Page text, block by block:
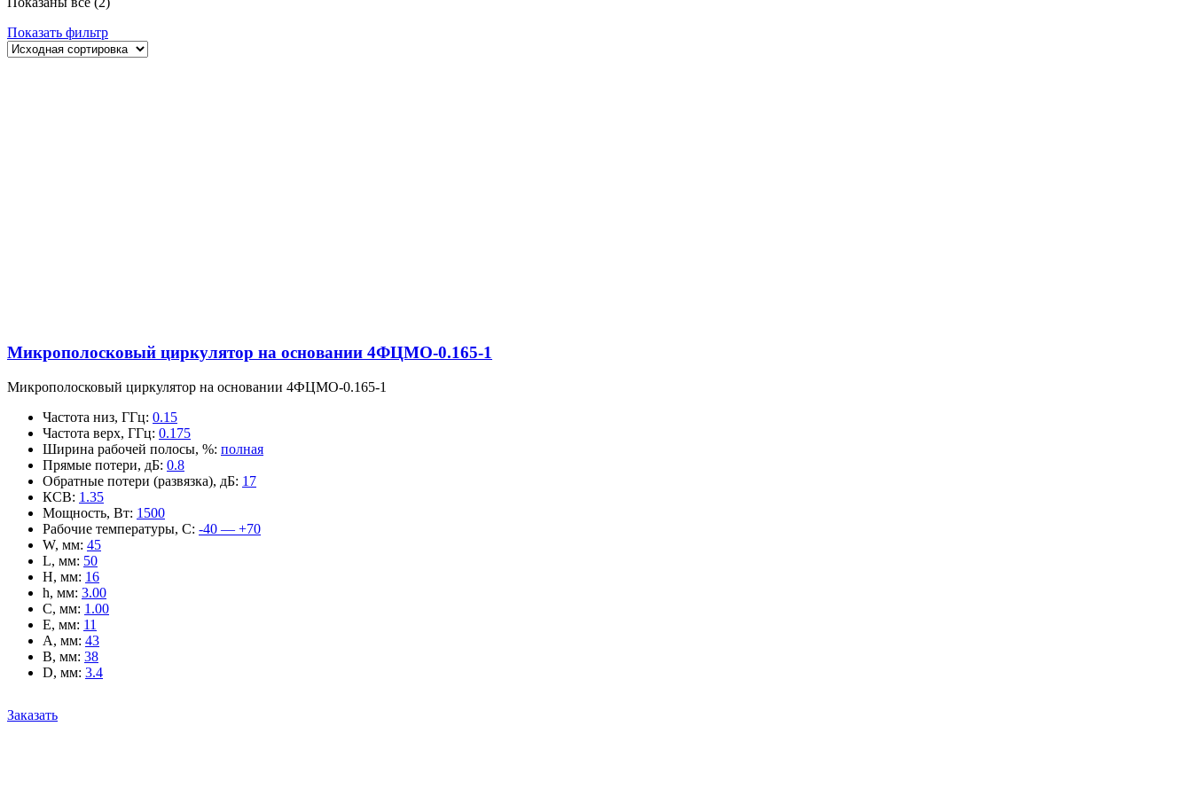
Показать фильтр
Микрополосковый циркулятор на основании 4ФЦМО-0.165-1
Микрополосковый циркулятор на основании 4ФЦМО-0.165-1
Частота низ, ГГц: 0.15
Частота верх, ГГц: 0.175
Ширина рабочей полосы, %: полная
Прямые потери, дБ: 0.8
Обратные потери (развязка), дБ: 17
КСВ: 1.35
Мощность, Вт: 1500
Рабочие температуры, С: -40 — +70
W, мм: 45
L, мм: 50
H, мм: 16
h, мм: 3.00
C, мм: 1.00
E, мм: 11
A, мм: 43
B, мм: 38
D, мм: 3.4
Заказать